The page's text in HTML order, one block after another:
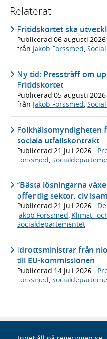
Relaterat
Fritidskortet ska
Publicerad 06 augusti 2026
från Jakob Forssmed,
Ny tid: Pressträff om
Fritidskortet
Publicerad 05 augusti 2026
från Jakob Forssmed,
Folkhälsomyndigheten
sociala utfallskontrakt
Publicerad 21 juli 2026 ·
Forssmed
”Bästa lösningarna
offentlig sektor,
Publicerad 21 juli 2026 ·
Jakob Forssmed, Klimat-
Socialdepartementet
Idrottsministrar från
till EU-kommissionen
Publicerad 14 juli 2026 ·
Forssmed,